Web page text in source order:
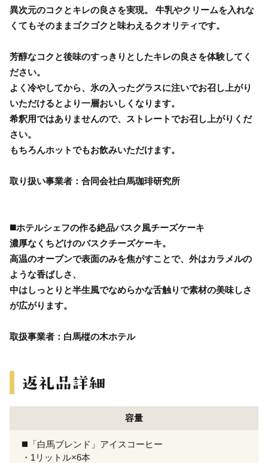
異次元のコクとキレの良さを実現。 牛乳やクリームを入れな
くてもそのままゴクゴクと味わえるクオリティです。
芳醇なコクと後味のすっきりとしたキレの良さを体験してく
ださい。
よく冷やしてから、氷の入ったグラスに注いでお召し上がり
いただけるとより一層おいしくなります。
希釈用ではありませんので、ストレートでお召し上がりくだ
さい。
もちろんホットでもお飲みいただけます。
取り扱い事業者：合同会社白馬珈琲研究所
◼️ホテルシェフの作る絶品バスク風チーズケーキ
濃厚なくちどけのバスクチーズケーキ。
高温のオーブンで表面のみを焦がすことで、外はカラメルの
ような香ばしさ、
中はしっとりと半生風でなめらかな舌触りで素材の美味しさ
が広がります。
取扱事業者：白馬樅の木ホテル
容量
◼️「白馬ブレンド」アイスコーヒー
・1リットル×6本